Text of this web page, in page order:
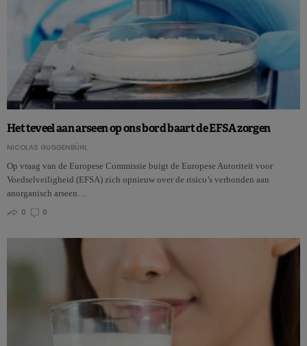
Het teveel aan arseen op ons bord baart de EFSA zorgen
NICOLAS GUGGENBÜHL
Op vraag van de Europese Commissie buigt de Europese Autoriteit voor
Voedselveiligheid (EFSA) zich opnieuw over de risico’s verbonden aan
anorganisch arseen…
0
0